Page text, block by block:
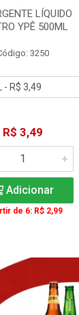
LÍQUIDO
YPÊ 500ML
3250
R$ 3,49
Adicionar
de 6: R$ 2,99